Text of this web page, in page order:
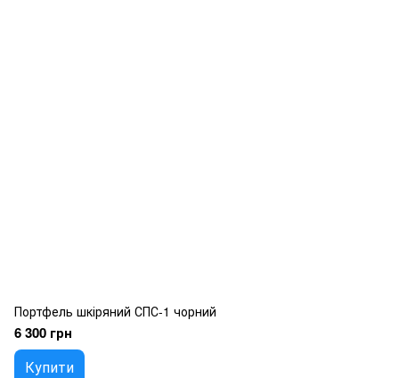
Портфель шкіряний СПС-1 чорний
6 300 грн
Купити